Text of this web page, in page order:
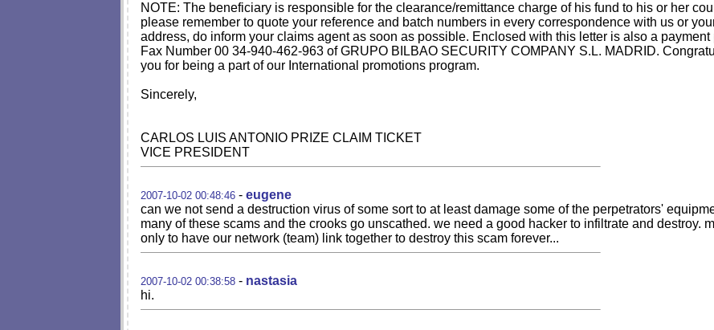
NOTE: The beneficiary is responsible for the clearance/remittance charge of his fund to his or her
please remember to quote your reference and batch numbers in every correspondence with us or
address, do inform your claims agent as soon as possible. Enclosed with this letter is also a
Fax Number 00 34-940-462-963 of GRUPO BILBAO SECURITY COMPANY S.L. MADRID.
you for being a part of our International promotions program.
Sincerely,
CARLOS LUIS ANTONIO PRIZE CLAIM TICKET
VICE PRESIDENT
2007-10-02 00:48:46 - eugene
can we not send a destruction virus of some sort to at least damage some of the perpetrators'
many of these scams and the crooks go unscathed. we need a good hacker to infiltrate and destroy.
only to have our network (team) link together to destroy this scam forever...
2007-10-02 00:38:58 - nastasia
hi.